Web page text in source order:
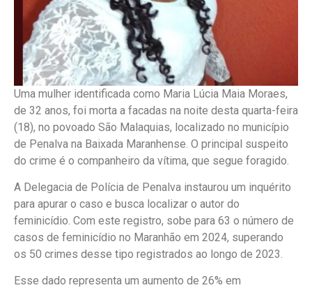
Uma mulher identificada como Maria Lúcia Maia Moraes,
de 32 anos, foi morta a facadas na noite desta quarta-feira
(18), no povoado São Malaquias, localizado no município
de Penalva na Baixada Maranhense. O principal suspeito
do crime é o companheiro da vítima, que segue foragido.
A Delegacia de Polícia de Penalva instaurou um inquérito
para apurar o caso e busca localizar o autor do
feminicídio. Com este registro, sobe para 63 o número de
casos de feminicídio no Maranhão em 2024, superando
os 50 crimes desse tipo registrados ao longo de 2023.
Esse dado representa um aumento de 26% em